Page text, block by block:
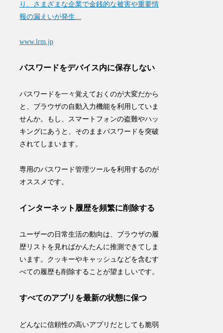
り、さまざまな企業で金銭的な被害や重要情
報の漏えいが発生...
www.lrm.jp
パスワードをデバイス内に保存しない
パスワードを一々覚えておくのが大変だから
と、ブラウザの自動入力機能を利用していま
せんか。もし、スマートフォンの盗難やハッ
キングにあうと、そのままパスワードを突破
されてしまいます。
専用のパスワード管理ツールを利用するのが
オススメです。
インターネット履歴を頻繁に削除する
ユーザーの日常生活の動向は、ブラウザの履
歴リストを見ればかんたんに推測できてしま
います。クッキーやキャッシュなどを含むす
べての履歴も削除することが望ましいです。
すべてのアプリを最新の状態に保つ
どんなに信頼性の高いアプリだとしても脆弱